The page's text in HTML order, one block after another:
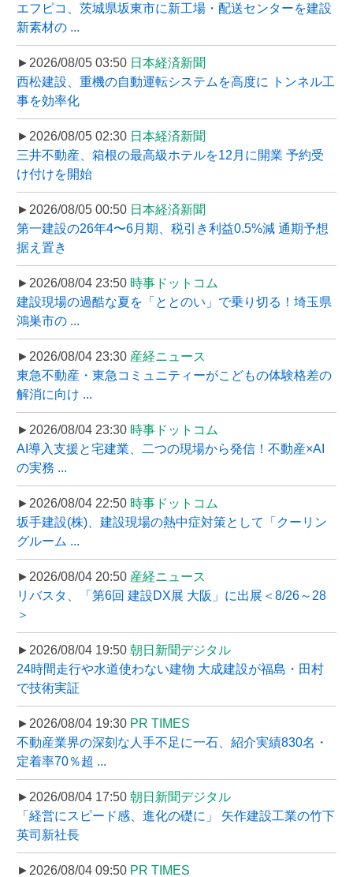
エフピコ、茨城県坂東市に新工場・配送センターを建設
新素材の ...
►2026/08/05 03:50 日本経済新聞
西松建設、重機の自動運転システムを高度に トンネル工
事を効率化
►2026/08/05 02:30 日本経済新聞
三井不動産、箱根の最高級ホテルを12月に開業 予約受
け付けを開始
►2026/08/05 00:50 日本経済新聞
第一建設の26年4〜6月期、税引き利益0.5%減 通期予想
据え置き
►2026/08/04 23:50 時事ドットコム
建設現場の過酷な夏を「ととのい」で乗り切る！埼玉県
鴻巣市の ...
►2026/08/04 23:30 産経ニュース
東急不動産・東急コミュニティーがこどもの体験格差の
解消に向け ...
►2026/08/04 23:30 時事ドットコム
AI導入支援と宅建業、二つの現場から発信！不動産×AI
の実務 ...
►2026/08/04 22:50 時事ドットコム
坂手建設(株)、建設現場の熱中症対策として「クーリン
グルーム ...
►2026/08/04 20:50 産経ニュース
リバスタ、「第6回 建設DX展 大阪」に出展＜8/26～28
＞
►2026/08/04 19:50 朝日新聞デジタル
24時間走行や水道使わない建物 大成建設が福島・田村
で技術実証
►2026/08/04 19:30 PR TIMES
不動産業界の深刻な人手不足に一石、紹介実績830名・
定着率70％超 ...
►2026/08/04 17:50 朝日新聞デジタル
「経営にスピード感、進化の礎に」 矢作建設工業の竹下
英司新社長
►2026/08/04 09:50 PR TIMES